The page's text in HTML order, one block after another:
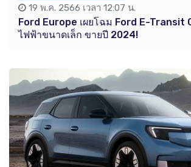
19 พ.ค. 2566 เวลา 12:07 น.
Ford Europe เผยโฉม Ford E-Transit
ไฟฟ้าขนาดเล็ก ขายปี 2024!